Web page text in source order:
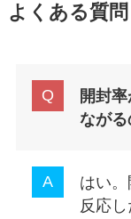
よくある質
開封
ながる
はい
反応し